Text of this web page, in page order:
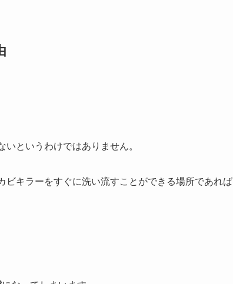
というわけではありません。
キラーをすぐに洗い流すことができる場所であれば